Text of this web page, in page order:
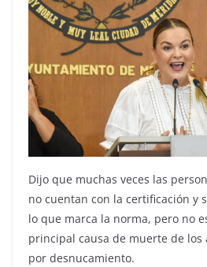
Dijo que muchas veces las
no cuentan con la certificación y
lo que marca la norma, pero no
principal causa de muerte de los
por desnucamiento.